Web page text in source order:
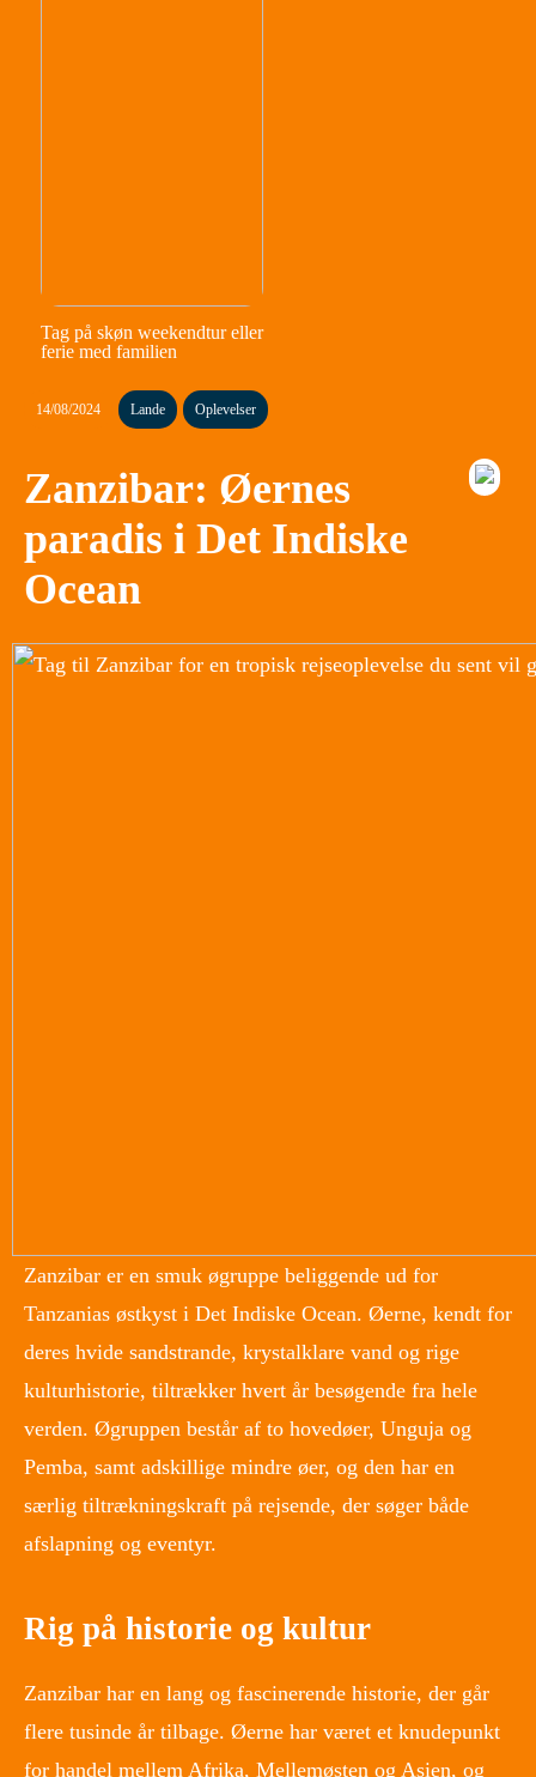
Tag på skøn weekendtur eller
ferie med familien
14/08/2024 Lande Oplevelser
Zanzibar: Øernes
paradis i Det Indiske
Ocean
Zanzibar er en smuk øgruppe beliggende ud for
Tanzanias østkyst i Det Indiske Ocean. Øerne, kendt for
deres hvide sandstrande, krystalklare vand og rige
kulturhistorie, tiltrækker hvert år besøgende fra hele
verden. Øgruppen består af to hovedøer, Unguja og
Pemba, samt adskillige mindre øer, og den har en
særlig tiltrækningskraft på rejsende, der søger både
afslapning og eventyr.
Rig på historie og kultur
Zanzibar har en lang og fascinerende historie, der går
flere tusinde år tilbage. Øerne har været et knudepunkt
for handel mellem Afrika, Mellemøsten og Asien, og